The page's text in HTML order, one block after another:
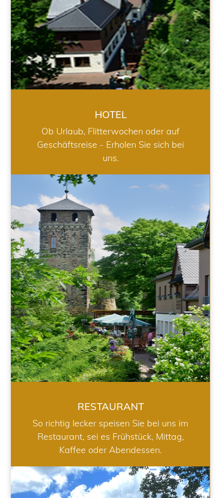
HOTEL
Ob Urlaub, Flitterwochen oder auf
Geschäftsreise - Erholen Sie sich bei
uns.
RESTAURANT
RESTAURANT
So richtig lecker speisen Sie bei uns im
Restaurant, sei es Frühstück, Mittag,
Kaffee oder Abendessen.